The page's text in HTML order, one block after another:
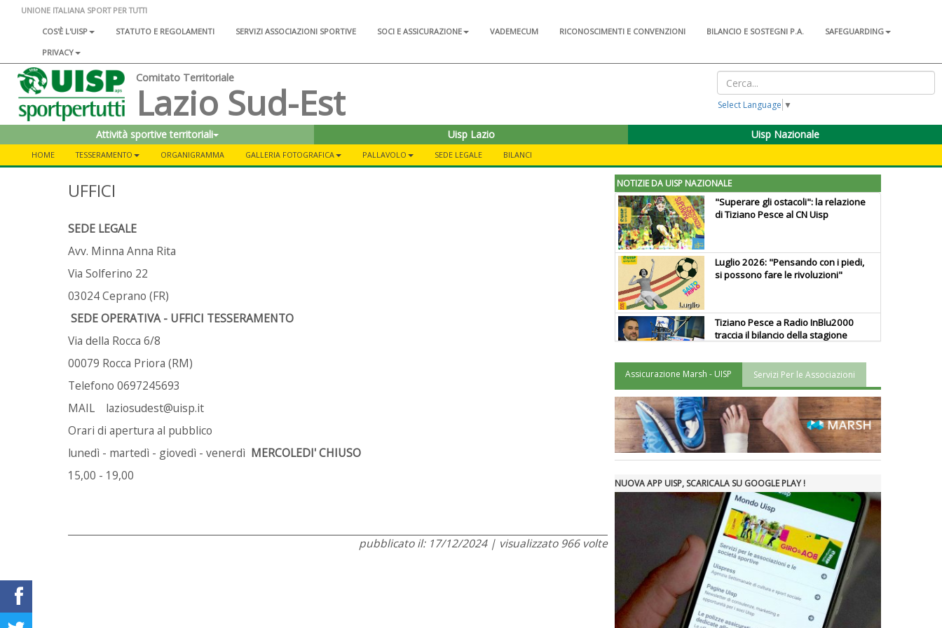
UNIONE ITALIANA SPORT PER TUTTI
COS'È L'UISP
STATUTO E REGOLAMENTI SERVIZI ASSOCIAZIONI SPORTIVE SOCI E ASSICURAZIONE VADEMECUM RICONOSCIMENTI E CONVENZIONI BILANCIO E SOSTEGNI P.A.
SAFEGUARDING
PRIVACY
Comitato Territoriale
Lazio Sud-Est Select Language ▼
Attività sportive territoriali Uisp Lazio Uisp Nazionale
HOME TESSERAMENTO ORGANIGRAMMA GALLERIA FOTOGRAFICA PALLAVOLO SEDE LEGALE BILANCI
UFFICI
SEDE LEGALE
Avv. Minna Anna Rita
Via Solferino 22
03024 Ceprano (FR)
SEDE OPERATIVA - UFFICI TESSERAMENTO
Via della Rocca 6/8
00079 Rocca Priora (RM)
Telefono 0697245693
MAIL laziosudest@uisp.it
Orari di apertura al pubblico
lunedì - martedì - giovedì - venerdì MERCOLEDI' CHIUSO
15,00 - 19,00
pubblicato il: 17/12/2024 | visualizzato 966 volte
NOTIZIE DA UISP NAZIONALE
"Superare gli ostacoli": la relazione
di Tiziano Pesce al CN Uisp
Luglio 2026: "Pensando con i piedi,
si possono fare le rivoluzioni"
Tiziano Pesce a Radio InBlu2000
traccia il bilancio della stagione
valorizzi le nostre specificità"
La formazione Uisp rallenta ma
prosegue anche in estate
Tiziano Pesce nel Cda di
Fondazione Terzjus: prima riunione
a Roma
Assicurazione Marsh - UISP Servizi Per le Associazioni
NUOVA APP UISP, SCARICALA SU GOOGLE PLAY !